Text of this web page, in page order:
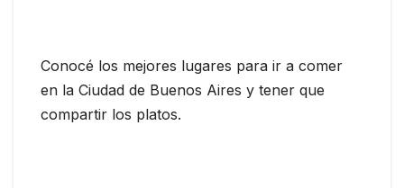
Conocé los mejores lugares para ir a comer
en la Ciudad de Buenos Aires y tener que
compartir los platos.